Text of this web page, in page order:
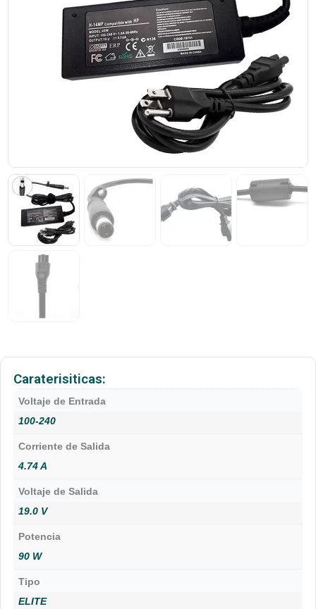
Caraterisiticas:
Voltaje de Entrada
100-240
Corriente de Salida
4.74 A
Voltaje de Salida
19.0 V
Potencia
90 W
Tipo
ELITE